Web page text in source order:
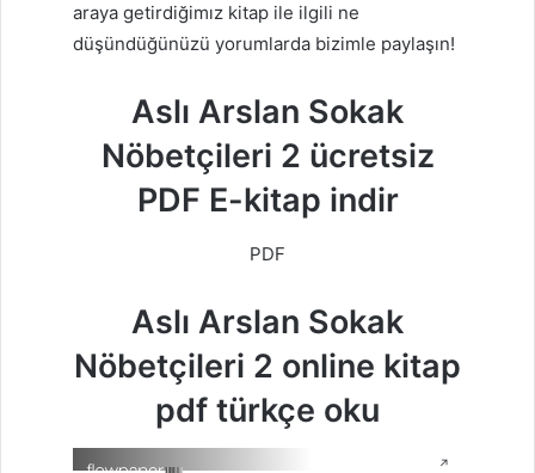
araya getirdiğimız kitap ile ilgili ne
düşündüğünüzü yorumlarda bizimle paylaşın!
Aslı Arslan Sokak
Nöbetçileri 2 ücretsiz
PDF E-kitap indir
PDF
Aslı Arslan Sokak
Nöbetçileri 2 online kitap
pdf türkçe oku
↗